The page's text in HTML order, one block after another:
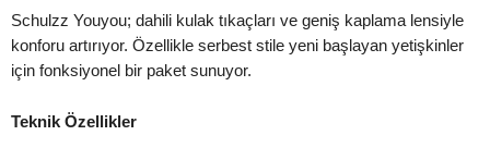
Schulzz Youyou; dahili kulak tıkaçları ve geniş kaplama lensiyle
konforu artırıyor. Özellikle serbest stile yeni başlayan yetişkinler
için fonksiyonel bir paket sunuyor.
Teknik Özellikler